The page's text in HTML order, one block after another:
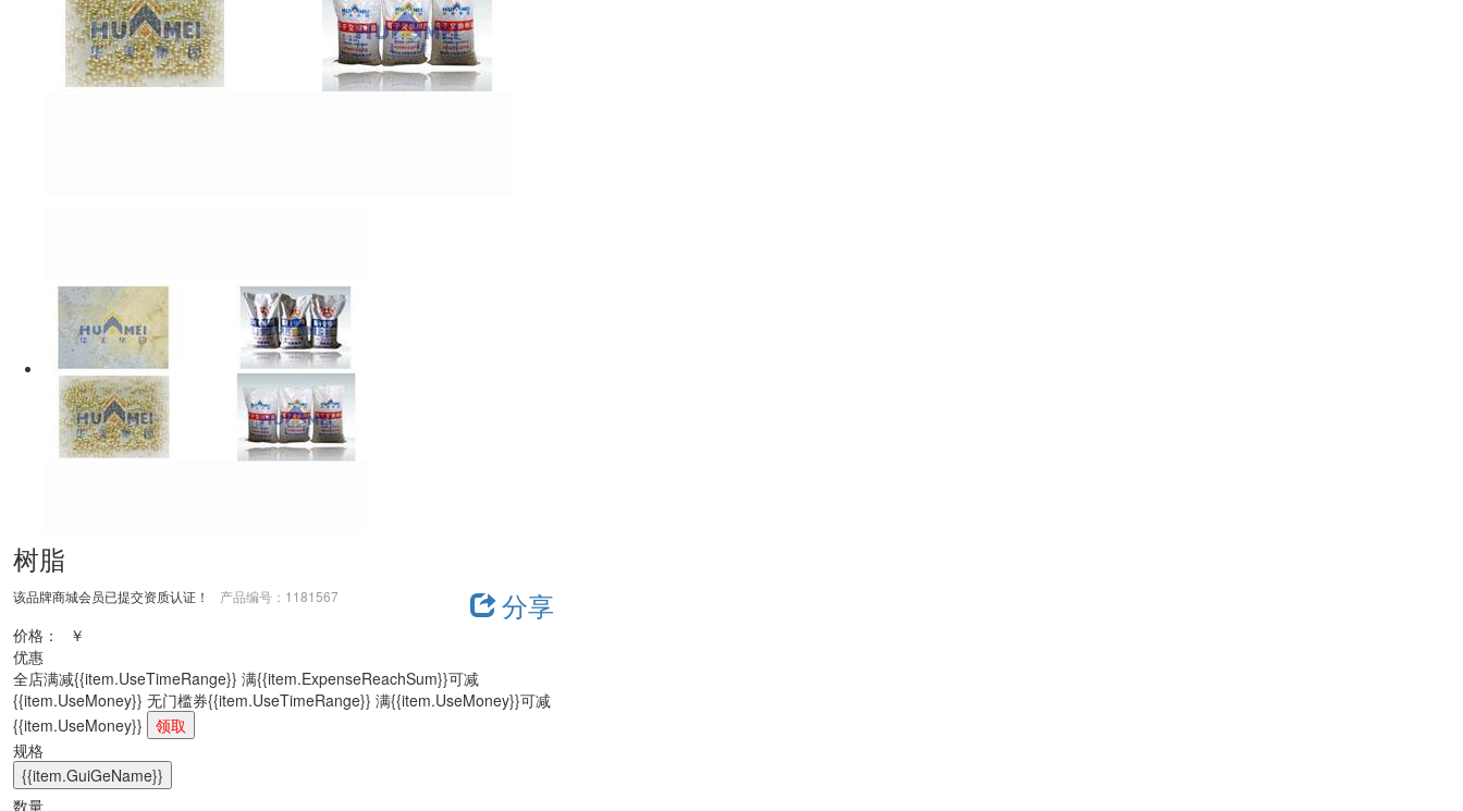
树脂
该品牌商城会员已提交资质认证！ 产品编号：1181567 分享
价格：
￥
优惠
全店满减{{item.UseTimeRange}} 满{{item.ExpenseReachSum}}可减
{{item.UseMoney}} 无门槛券{{item.UseTimeRange}} 满{{item.UseMoney}}可减
{{item.UseMoney}}
领取
规格
{{item.GuiGeName}}
数量